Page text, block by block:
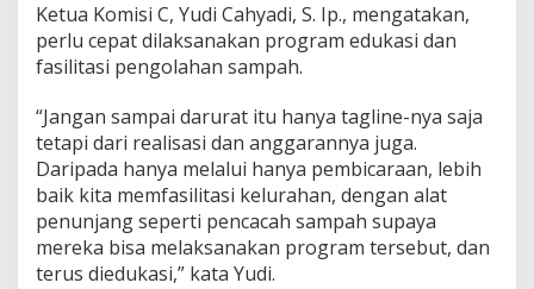
Ketua Komisi C, Yudi Cahyadi, S. Ip., mengatakan,
perlu cepat dilaksanakan program edukasi dan
fasilitasi pengolahan sampah.
“Jangan sampai darurat itu hanya tagline-nya saja
tetapi dari realisasi dan anggarannya juga.
Daripada hanya melalui hanya pembicaraan, lebih
baik kita memfasilitasi kelurahan, dengan alat
penunjang seperti pencacah sampah supaya
mereka bisa melaksanakan program tersebut, dan
terus diedukasi,” kata Yudi.